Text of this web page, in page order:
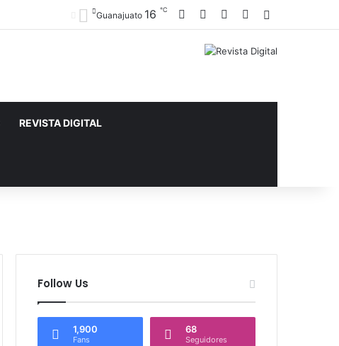
Guanajuato 16 ℃ Facebook YouTubeInstagram
REVISTA DIGITAL
Follow Us
1,900
Fans
68
Seguidores